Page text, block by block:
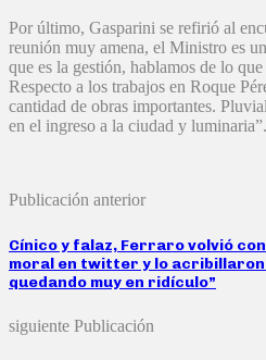
Por último, Gasparini se refirió al
reunión muy amena, el Ministro es
que es la gestión, hablamos de lo
Respecto a los trabajos en Roque
cantidad de obras importantes.
en el ingreso a la ciudad y luminaria”.
Publicación anterior
Cínico y falaz, Ferraro volvió
moral en twitter y lo
quedando muy en ridículo”
siguiente Publicación